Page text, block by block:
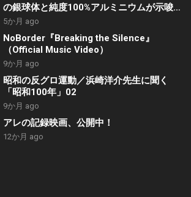
の銀球体と純度100%アルミニウムが示唆す
る地球外知的生命の痕跡
5か月 ago
NoBorder『Breaking the Silence』
（Official Music Video）
9か月 ago
昭和の反グロ運動／浜崎洋介先生に聞く
「昭和100年」02
9か月 ago
アレの記録映画、公開中！
12か月 ago